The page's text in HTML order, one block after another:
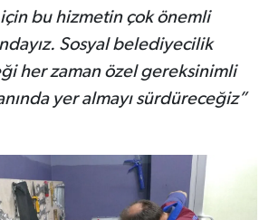
için bu hizmetin çok önemli
Sosyal belediyecilik
her zaman özel gereksinimli
yer almayı sürdüreceğiz”